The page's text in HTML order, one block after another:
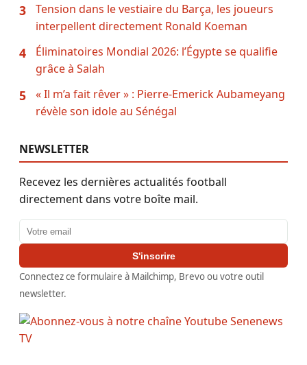
3
Tension dans le vestiaire du Barça, les joueurs
interpellent directement Ronald Koeman
4
Éliminatoires Mondial 2026: l’Égypte se qualifie
grâce à Salah
5
« Il m’a fait rêver » : Pierre-Emerick Aubameyang
révèle son idole au Sénégal
NEWSLETTER
Recevez les dernières actualités football
directement dans votre boîte mail.
Adresse email
S'inscrire
Connectez ce formulaire à Mailchimp, Brevo ou votre outil
newsletter.